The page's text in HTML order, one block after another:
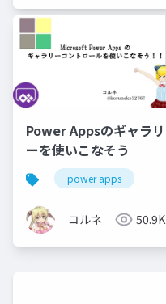
Power Appsのギャラリ
ーを使いこなそう
power apps
コルネ 50.9K